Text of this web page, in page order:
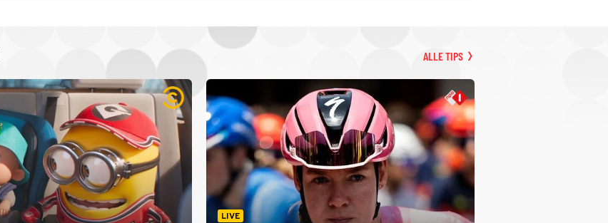
ALLE TIPS
LIVE